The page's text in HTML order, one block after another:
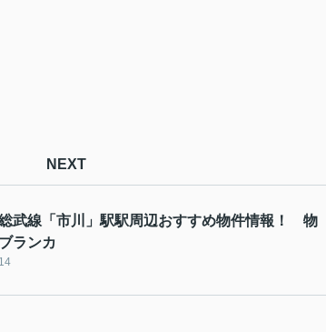
NEXT
武線「市川」駅駅周辺おすすめ物件情報！ 物
ランカ